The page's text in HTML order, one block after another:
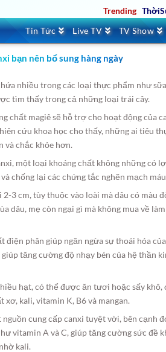
Trending
Tin Tức Live TV TV Show
bạn nên bổ sung hàng ngày
nhiều trong các loại thực phẩm như
tìm thấy trong cả những loại trái cây.
chất magiê sẽ hỗ trợ cho hoạt động của
cứu khoa học cho thấy, những ai tiêu
và chắc khỏe hơn.
một loại khoáng chất không những có
chống lại các chứng tắc nghẽn mạch
3 cm, tùy thuộc vào loài mà dâu có màu
dâu, mẹ còn ngại gì mà không mua về
điện phân giúp ngăn ngừa sự thoái hóa
tăng cường độ nhạy bén của hệ thần
hạt, có thể được ăn tươi hoặc sấy
xơ, kali, vitamin K, B6 và mangan.
cung cấp canxi tuyệt vời, bên cạnh
vitamin A và C, giúp tăng cường sức đề
kali.